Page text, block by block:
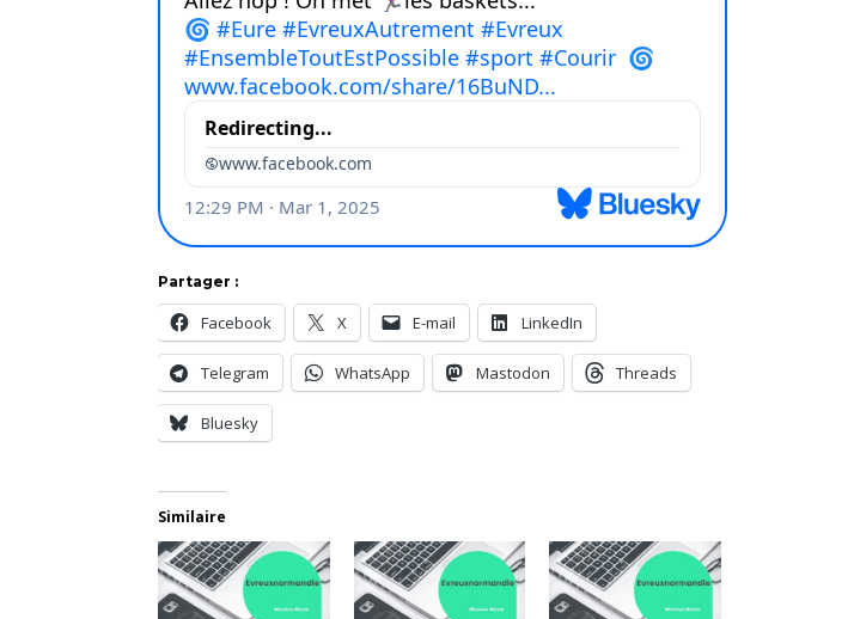
Partager :
Facebook X E-mail LinkedIn
Telegram WhatsApp Mastodon Threads
Bluesky
Similaire